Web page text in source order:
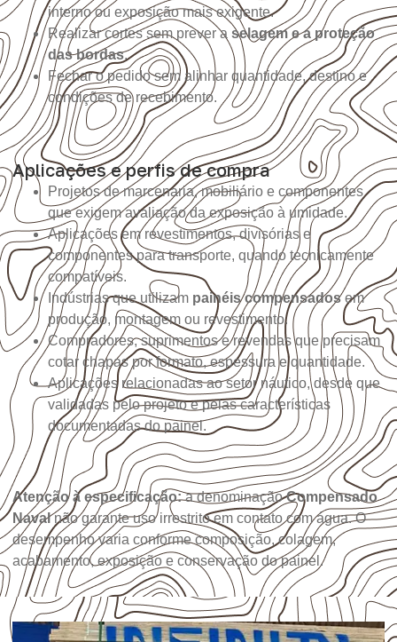
interno ou exposição mais exigente.
Realizar cortes sem prever a selagem e a proteção
das bordas.
Fechar o pedido sem alinhar quantidade, destino e
condições de recebimento.
Aplicações e perfis de compra
Projetos de marcenaria, mobiliário e componentes
que exigem avaliação da exposição à umidade.
Aplicações em revestimentos, divisórias e
componentes para transporte, quando tecnicamente
compatíveis.
Indústrias que utilizam painéis compensadosem
produção, montagem ou revestimento.
Compradores, suprimentos e revendas que precisam
cotar chapas por formato, espessura e quantidade.
Aplicações relacionadas ao setor náutico, desde que
validadas pelo projeto e pelas características
documentadas do painel.
Atenção à especificação:a denominaçãoCompensado
Navalnão garante uso irrestrito em contato com água. O
desempenho varia conforme composição, colagem,
acabamento, exposição e conservação do painel.